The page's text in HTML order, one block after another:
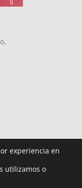
experiencia en
utilizamos o